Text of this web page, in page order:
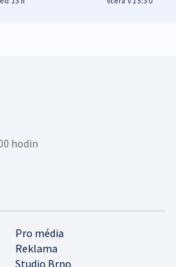
Pro média
Reklama
Studio Brno
hodin